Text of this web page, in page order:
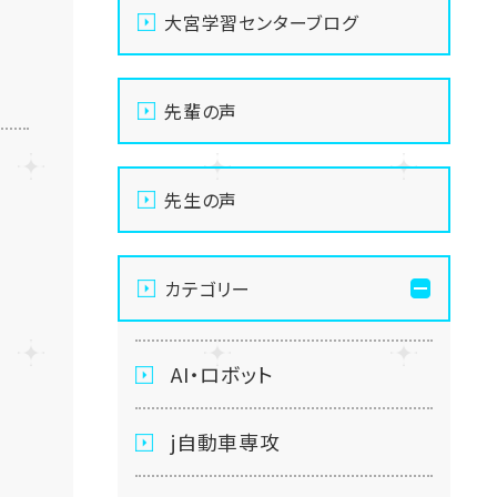
大宮学習センターブログ
先輩の声
先生の声
カテゴリー
AI・ロボット
j自動車専攻